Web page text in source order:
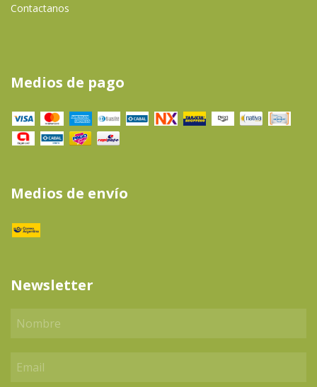
Contactanos
Medios de pago
Medios de envío
Newsletter